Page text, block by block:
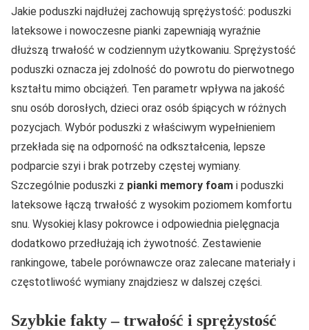
Jakie poduszki najdłużej zachowują sprężystość: poduszki
lateksowe i nowoczesne pianki zapewniają wyraźnie
dłuższą trwałość w codziennym użytkowaniu. Sprężystość
poduszki oznacza jej zdolność do powrotu do pierwotnego
kształtu mimo obciążeń. Ten parametr wpływa na jakość
snu osób dorosłych, dzieci oraz osób śpiących w różnych
pozycjach. Wybór poduszki z właściwym wypełnieniem
przekłada się na odporność na odkształcenia, lepsze
podparcie szyi i brak potrzeby częstej wymiany.
Szczególnie poduszki z pianki memory foam i poduszki
lateksowe łączą trwałość z wysokim poziomem komfortu
snu. Wysokiej klasy pokrowce i odpowiednia pielęgnacja
dodatkowo przedłużają ich żywotność. Zestawienie
rankingowe, tabele porównawcze oraz zalecane materiały i
częstotliwość wymiany znajdziesz w dalszej części.
Szybkie fakty – trwałość i sprężystość